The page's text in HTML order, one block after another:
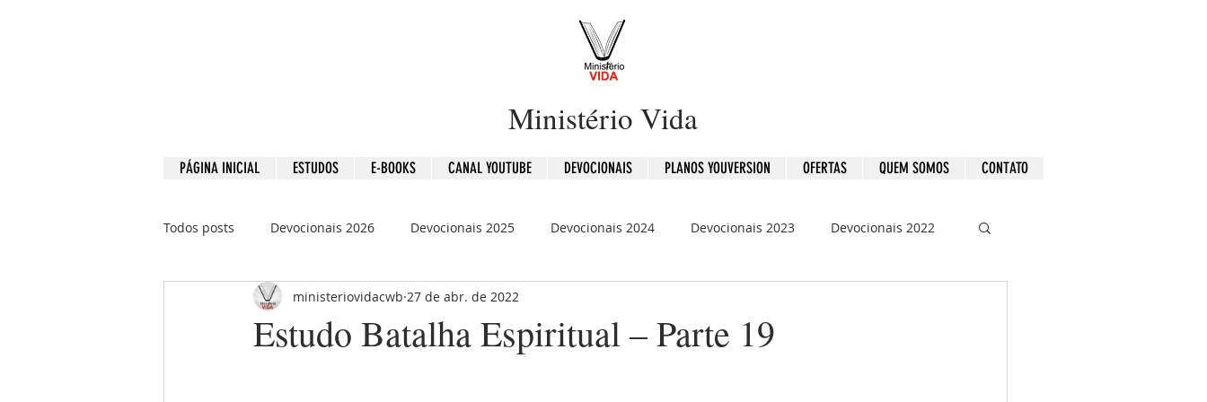
Ministério Vida
PÁGINA INICIAL ESTUDOS E-BOOKS CANAL YOUTUBE DEVOCIONAIS PLANOS YOUVERSION OFERTAS QUEM SOMOS CONTATO
Todos posts Devocionais 2026 Devocionais 2025 Devocionais 2024 Devocionais 2023 Devocionais 2022
Devocionais 2021 Devocionais 2020 120 Dias - Leitura Bíblica
Estudo Batalha Espiritual – Parte 19
ministeriovidacwb 27 de abr. de 2022